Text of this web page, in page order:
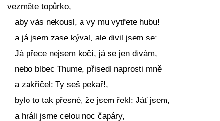
vezměte topůrko,
aby vás nekousl, a vy mu vytřete hubu!
a já jsem zase kýval, ale divil jsem se:
Já přece nejsem kočí, já se jen dívám,
nebo blbec Thume, přisedl naprosti mně
a zakřičel: Ty seš pekař!,
bylo to tak přesné, že jsem řekl: Jáť jsem,
a hráli jsme celou noc čapáry,